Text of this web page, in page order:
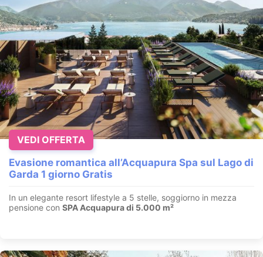
Evasione romantica all’Acquapura Spa sul Lago di
Garda 1 giorno Gratis
In un elegante resort lifestyle a 5 stelle, soggiorno in mezza
pensione con SPA Acquapura di 5.000 m²
VEDI OFFERTA